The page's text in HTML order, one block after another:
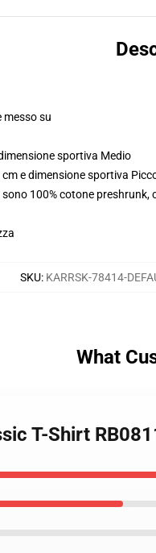
messo su
sportiva Medio
e dimensione sportiva
100% cotone
SKU: KARRSK-78414-
What
T-Shirt